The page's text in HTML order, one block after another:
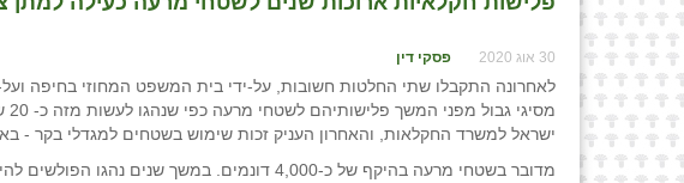
30 אוג 2020 פסקי דין
לאחרונה התקבלו שתי החלטות חשובות, על-ידי בית המשפט המחוזי בחיפה
ישראל למשרד החקלאות, והאחרון העניק זכות שימוש בשטחים למגדלי בקר -
מדובר בשטחי מרעה בהיקף של כ-4,000 דונמים.